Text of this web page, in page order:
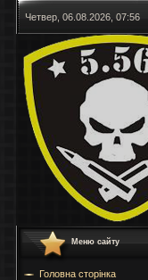
Четвер, 06.08.2026, 07:56
Меню сайту
Головна сторінка